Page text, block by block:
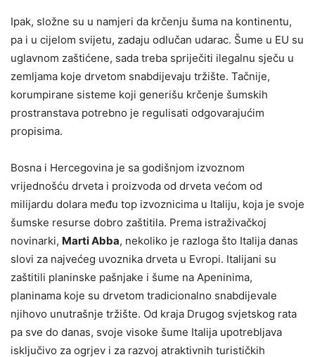
Ipak, složne su u namjeri da krčenju šuma na kontinentu,
pa i u cijelom svijetu, zadaju odlučan udarac. Šume u EU su
uglavnom zaštićene, sada treba spriječiti ilegalnu sječu u
zemljama koje drvetom snabdijevaju tržište. Tačnije,
korumpirane sisteme koji generišu krčenje šumskih
prostranstava potrebno je regulisati odgovarajućim
propisima.
Bosna i Hercegovina je sa godišnjom izvoznom
vrijednošću drveta i proizvoda od drveta većom od
milijardu dolara među top izvoznicima u Italiju, koja je svoje
šumske resurse dobro zaštitila. Prema istraživačkoj
novinarki, Marti Abba, nekoliko je razloga što Italija danas
slovi za najvećeg uvoznika drveta u Evropi. Italijani su
zaštitili planinske pašnjake i šume na Apeninima,
planinama koje su drvetom tradicionalno snabdijevale
njihovo unutrašnje tržište. Od kraja Drugog svjetskog rata
pa sve do danas, svoje visoke šume Italija upotrebljava
isključivo za ogrjev i za razvoj atraktivnih turističkih